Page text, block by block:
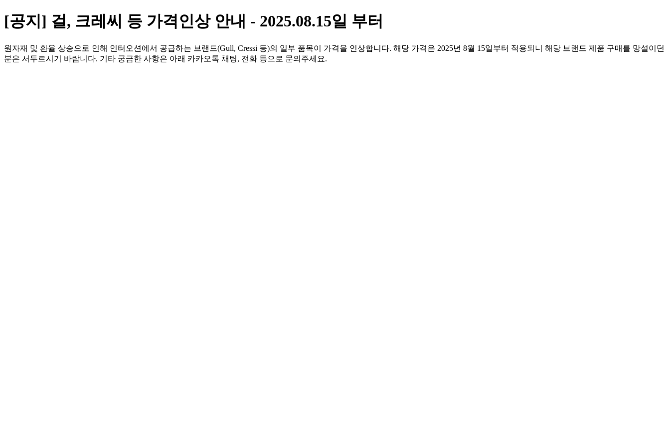
[공지] 걸, 크레씨 등 가격인상 안내 - 2025.08.15일 부터
원자재 및 환율 상승으로 인해 인터오션에서 공급하는 브랜드(Gull, Cressi 등)의 일부 품목이 가격을 인상합니다. 해당 가격은 2025년 8월 15일부터 적용되니 해당 브랜드 제품 구매를 망설이던
분은 서두르시기 바랍니다. 기타 궁금한 사항은 아래 카카오톡 채팅, 전화 등으로 문의주세요.